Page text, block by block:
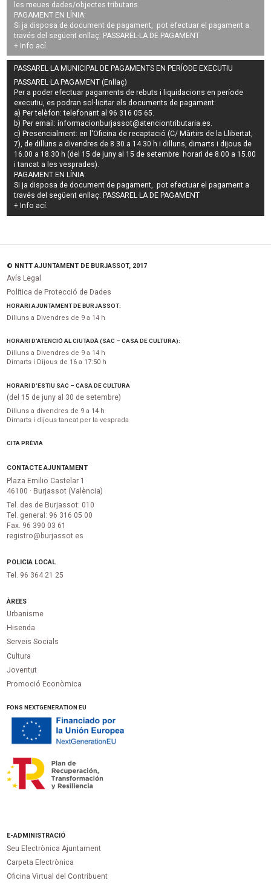
les meues dades/objectes tributaris.
PAGAMENT EN LÍNIA:
Si ja disposa de document de pagament, pot efectuar el pagament a
través del següent enllaç: PASSAREL·LA DE PAGAMENT
+ Info ací.
PASSAREL·LA MUNICIPAL DE PAGAMENTS EN PERÍODE EXECUTIU
PASSAREL·LA PAGAMENT (Enllaç)
Per a poder efectuar pagaments derebuts i liquidacions en període
executiu, es podran sol·licitar els documents de pagament:
a) Per telèfon: telefonant al 96 316 05 65.
b) Per email:informacionburjassot@atenciontributaria.es.
c) Presencialment: en l'Oficina de recaptació (C/ Màrtirs de la Llibertat,
7), de dilluns a divendres de 8.30 a 14.30 h i dilluns, dimarts i dijous de
16.00 a 18.30 h (del 15 de juny al 15 de setembre: horari de 8.00 a 15.00
i tancat a les vesprades).
PAGAMENT EN LÍNIA:
Si ja disposa de document de pagament, pot efectuar el pagament a
través del següent enllaç: PASSAREL·LA DE PAGAMENT
+ Info ací.
© NNTT AJUNTAMENT DE BURJASSOT, 2017
Avís Legal
Política de Protecció de Dades
HORARI AJUNTAMENT DE BURJASSOT:
Dilluns a Divendres de 9 a 14 h
HORARI D’ATENCIÓ AL CIUTADÀ (SAC – CASA DE CULTURA):
Dilluns a Divendres de 9 a 14 h
Dimarts i Dijous de 16 a 17:50 h
HORARI D’ESTIU SAC – CASA DE CULTURA
(del 15 de juny al 30 de setembre)
Dilluns a divendres de 9 a 14 h
Dimarts i dijous tancat per la vesprada
CITA PRÈVIA
CONTACTE AJUNTAMENT
Plaza Emilio Castelar 1
46100 · Burjassot (València)
Tel. des de Burjassot: 010
Tel. general: 96 316 05 00
Fax. 96 390 03 61
registro@burjassot.es
POLICIA LOCAL
Tel. 96 364 21 25
ÀREES
Urbanisme
Hisenda
Serveis Socials
Cultura
Joventut
Promoció Econòmica
FONS NEXTGENERATION EU
E-ADMINISTRACIÓ
Seu Electrònica Ajuntament
Carpeta Electrònica
Oficina Virtual del Contribuent